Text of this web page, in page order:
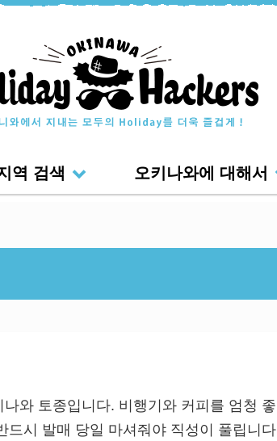
역 검색 오키나와에 대해서
와 토종입니다. 비행기와 커피를 엄청 좋
드시 발매 당일 마셔줘야 직성이 풀립니다